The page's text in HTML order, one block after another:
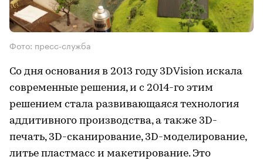
Фото: пресс-служба
Со дня основания в 2013 году 3DVision искала
современные решения, и с 2014-го этим
решением стала развивающаяся технология
аддитивного производства, а также 3D-
печать, 3D-сканирование, 3D-моделирование,
литье пластмасс и макетирование. Это